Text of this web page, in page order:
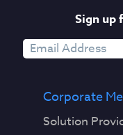
Sign up
Corporate
Solution